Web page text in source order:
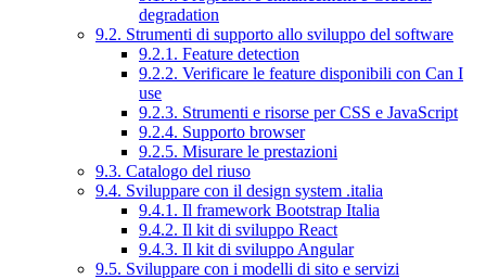
degradation
9.2. Strumenti di supporto allo sviluppo del software
9.2.1. Feature detection
9.2.2. Verificare le feature disponibili con Can I
use
9.2.3. Strumenti e risorse per CSS e JavaScript
9.2.4. Supporto browser
9.2.5. Misurare le prestazioni
9.3. Catalogo del riuso
9.4. Sviluppare con il design system .italia
9.4.1. Il framework Bootstrap Italia
9.4.2. Il kit di sviluppo React
9.4.3. Il kit di sviluppo Angular
9.5. Sviluppare con i modelli di sito e servizi